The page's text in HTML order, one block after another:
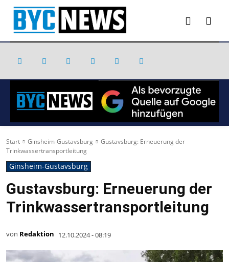
Start Ginsheim-Gustavsburg
Gustavsburg: Erneuerung der
Trinkwassertransportleitung
Ginsheim-Gustavsburg
Gustavsburg: Erneuerung der
Trinkwassertransportleitung
von Redaktion 12.10.2024 - 08:19